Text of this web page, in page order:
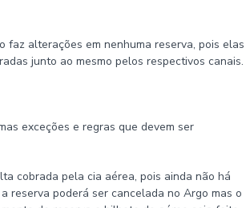
alterações em nenhuma reserva, pois elas
junto ao mesmo pelos respectivos canais.
exceções e regras que devem ser
cobrada pela cia aérea, pois ainda não há
reserva poderá ser cancelada no Argo mas o